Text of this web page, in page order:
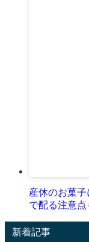
産休のお菓
で配る注意点
新着記事